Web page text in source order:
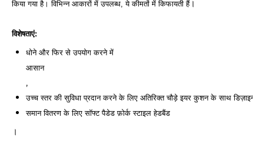
किया गया है। विभिन्न आकारों में उपलब्ध, ये कीमतों में किफायती हैं।
विशेषताएं:
धोने और फिर से उपयोग करने में
आसान
,
उच्च स्तर की सुविधा प्रदान करने के लिए अतिरिक्त चौड़े इयर कुशन के साथ
समान वितरण के लिए सॉफ्ट पैडेड फ़ोर्क स्टाइल हेडबैंड
।